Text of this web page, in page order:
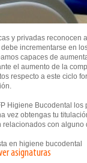
y privadas reconocen
incrementarse en
capaces de
el aumento de la
respecto a este ciclo
Higiene Bucodental los
vez obtengas tu
relacionados con alguno
en higiene bucodental
asignaturas